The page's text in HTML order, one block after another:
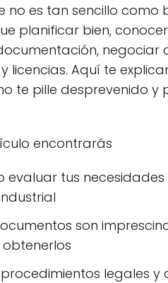
no es tan sencillo como
planificar bien,
negociar
licencias. Aquí te
te pille desprevenido y
encontrarás
evaluar tus
son
legales